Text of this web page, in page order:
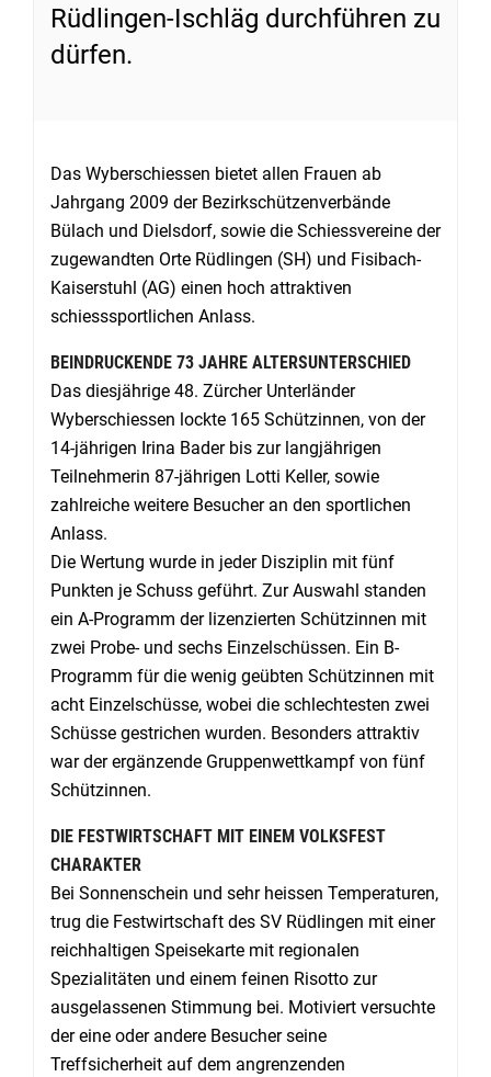
Rüdlingen-Ischläg durchführen zu
dürfen.
Das Wyberschiessen bietet allen Frauen ab
Jahrgang 2009 der Bezirkschützenverbände
Bülach und Dielsdorf, sowie die Schiessvereine der
zugewandten Orte Rüdlingen (SH) und Fisibach-
Kaiserstuhl (AG) einen hoch attraktiven
schiesssportlichen Anlass.
BEINDRUCKENDE 73 JAHRE ALTERSUNTERSCHIED
Das diesjährige 48. Zürcher Unterländer
Wyberschiessen lockte 165 Schützinnen, von der
14-jährigen Irina Bader bis zur langjährigen
Teilnehmerin 87-jährigen Lotti Keller, sowie
zahlreiche weitere Besucher an den sportlichen
Anlass.
Die Wertung wurde in jeder Disziplin mit fünf
Punkten je Schuss geführt. Zur Auswahl standen
ein A-Programm der lizenzierten Schützinnen mit
zwei Probe- und sechs Einzelschüssen. Ein B-
Programm für die wenig geübten Schützinnen mit
acht Einzelschüsse, wobei die schlechtesten zwei
Schüsse gestrichen wurden. Besonders attraktiv
war der ergänzende Gruppenwettkampf von fünf
Schützinnen.
DIE FESTWIRTSCHAFT MIT EINEM VOLKSFEST
CHARAKTER
Bei Sonnenschein und sehr heissen Temperaturen,
trug die Festwirtschaft des SV Rüdlingen mit einer
reichhaltigen Speisekarte mit regionalen
Spezialitäten und einem feinen Risotto zur
ausgelassenen Stimmung bei. Motiviert versuchte
der eine oder andere Besucher seine
Treffsicherheit auf dem angrenzenden